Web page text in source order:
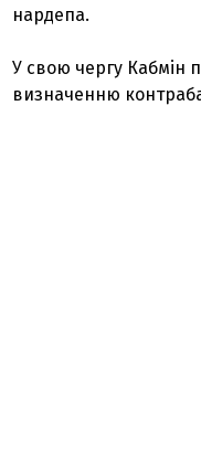
нардепа.
У свою чергу Кабмін
визначенню